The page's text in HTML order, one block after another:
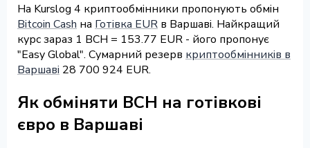
На Kurslog 4 криптообмінники пропонують обмін
Bitcoin Cash на Готівка EUR в Варшаві. Найкращий
курс зараз 1 BCH = 153.77 EUR - його пропонує
"Easy Global". Сумарний резерв криптообмінників в
Варшаві 28 700 924 EUR.
Як обміняти BCH на готівкові
євро в Варшаві